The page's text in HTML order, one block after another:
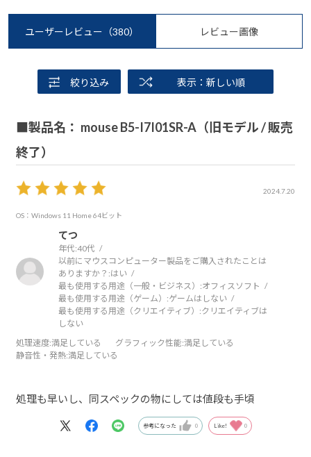
ユーザーレビュー （380） レビュー画像
絞り込み 表示：新しい順
■製品名： mouse B5-I7I01SR-A（旧モデル / 販売
終了）
2024.7.20
OS：Windows 11 Home 64ビット
てつ
年代:40代
以前にマウスコンピューター製品をご購入されたことは
ありますか？:はい
最も使用する用途（一般・ビジネス）:オフィスソフト
最も使用する用途（ゲーム）:ゲームはしない
最も使用する用途（クリエイティブ）:クリエイティブは
しない
処理速度:満足している グラフィック性能:満足している
静音性・発熱:満足している
処理も早いし、同スペックの物にしては値段も手頃
参考になった 0 Like! 0